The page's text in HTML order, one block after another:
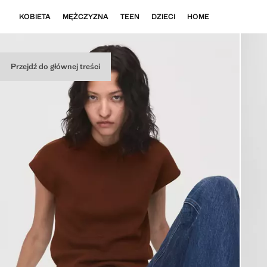
Przejdź do głównej treści
KOBIETA MĘŻCZYZNA TEEN DZIECI HOME